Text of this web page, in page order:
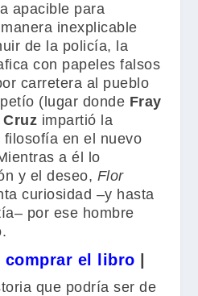
apacible para
inexplicable
de la policía, la
con papeles falsos
carretera al pueblo
(lugar donde Fray
impartió la
en el nuevo
a él lo
y el deseo, Flor
curiosidad –y hasta
por ese hombre
comprar el libro
que podría ser de